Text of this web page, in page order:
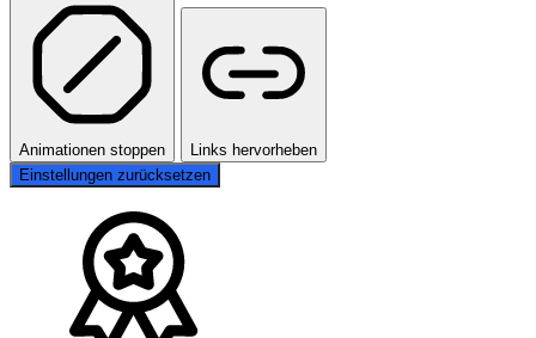
Animationen stoppen
Links hervorheben
Einstellungen zurücksetzen